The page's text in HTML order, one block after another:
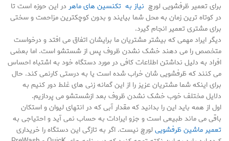
برای تعمیر ظرفشویی لورچ نیاز به تکنسین های ماهر در این حوزه است تا
در کوتاه ترین زمان به محل شما بیایند و بدون کوچکترین مزاحمت و سختی
برای مشتری تعمیر انجام گیرد.
دیگر ایراد مهمی که بیشتر مشتریان ما برایشان اتفاق می افتد و درخواست
متخصص را می دهند خشک نشدن ظروف پس از شستشو است. اما بعضی
افراد به دلیل نداشتن اطلاعات کافی در مورد دستگاه خود به اشتباه احساس
می کنند که ظرفشویی شان خراب شده است یا به درستی کارنمی کند. حال
برای اینکه شما مشتریان عزیز را از این گمانه زنی های غلط دور کنیم به
دلایل مختلف خوب خشک نشدن ظروف بعد ازشستشو می پردازیم.
اول از همه باید این را بدانید که مقدار آبی که در انتهای لیوان و استکان
باقی می ماند طبیعی است و جزو ایرادات به حساب نمی آید و احتیاجی به
تعمیر ماشین ظرفشویی لورچ نیست. اگر به تازگی این دستگاه را خریداری